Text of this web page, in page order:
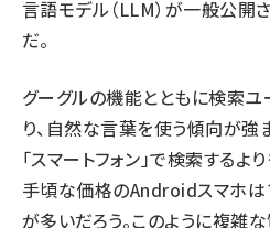
言語モデル（LLM） が一般公開
だ。
グーグルの機能とともに検索
り、自然な言葉を使う傾向が強
「スマートフォン」で検索するよ
手頃な価格のAndroidスマホは
が多いだろう。このように複雑